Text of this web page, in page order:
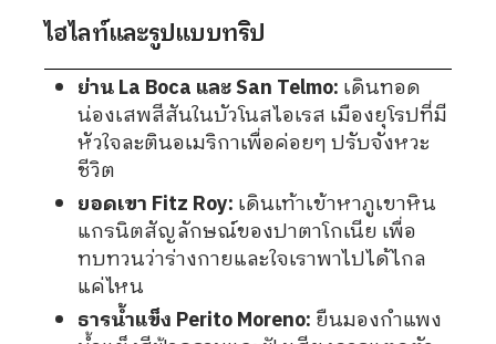
ไฮไลท์และรูปแบบทริป
ย่าน La Boca และ San Telmo: เดินทอด
น่องเสพสีสันในบัวโนสไอเรส เมืองยุโรปที่มี
หัวใจละตินอเมริกาเพื่อค่อยๆ ปรับจังหวะ
ชีวิต
ยอดเขา Fitz Roy: เดินเท้าเข้าหาภูเขาหิน
แกรนิตสัญลักษณ์ของปาตาโกเนีย เพื่อ
ทบทวนว่าร่างกายและใจเราพาไปได้ไกล
แค่ไหน
ธารน้ำแข็ง Perito Moreno: ยืนมองกำแพง